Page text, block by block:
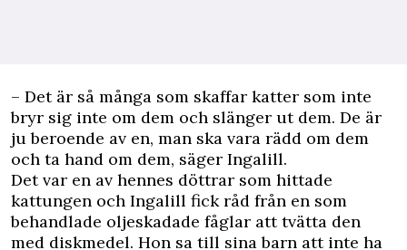
– Det är så många som skaffar katter som inte
bryr sig inte om dem och slänger ut dem. De är
ju beroende av en, man ska vara rädd om dem
och ta hand om dem, säger Ingalill.
Det var en av hennes döttrar som hittade
kattungen och Ingalill fick råd från en som
behandlade oljeskadade fåglar att tvätta den
med diskmedel. Hon sa till sina barn att inte ha